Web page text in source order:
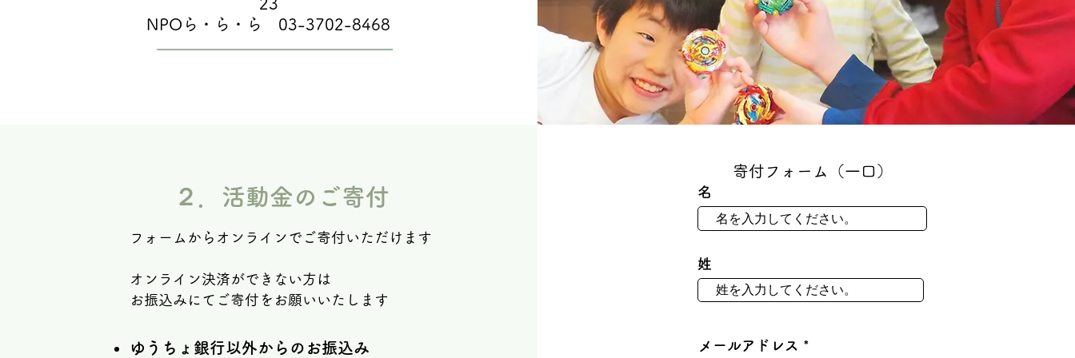
23
NPOら・ら・ら 03-3702-8468​
２．活動金のご寄付
フォームからオンラインでご寄付いただけます​​
オンライン決済ができない方は
お振込みにてご寄付をお願いいたします
ゆうちょ銀行以外からのお振込み
​寄付フォーム（一口）
名
姓
メールアドレス